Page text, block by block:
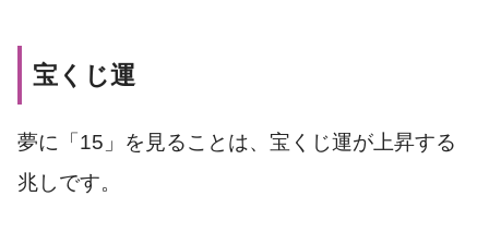
宝くじ運
夢に「15」を見ることは、宝くじ運が上昇する
兆しです。